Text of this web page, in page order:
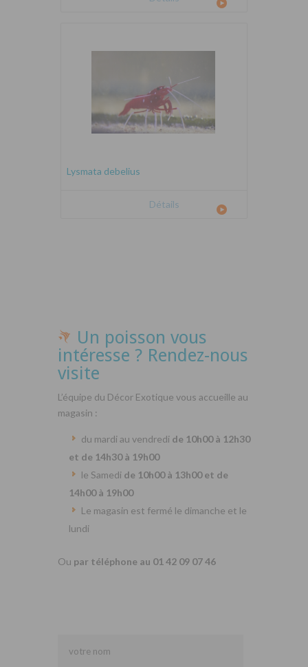
Lysmata debelius
Détails
Un poisson vous
intéresse ? Rendez-nous
visite
L’équipe du Décor Exotique vous accueille au
magasin :
du mardi au vendredi de 10h00 à 12h30
et de 14h30 à 19h00
le Samedi de 10h00 à 13h00 et de
14h00 à 19h00
Le magasin est fermé le dimanche et le
lundi
Ou par téléphone au 01 42 09 07 46